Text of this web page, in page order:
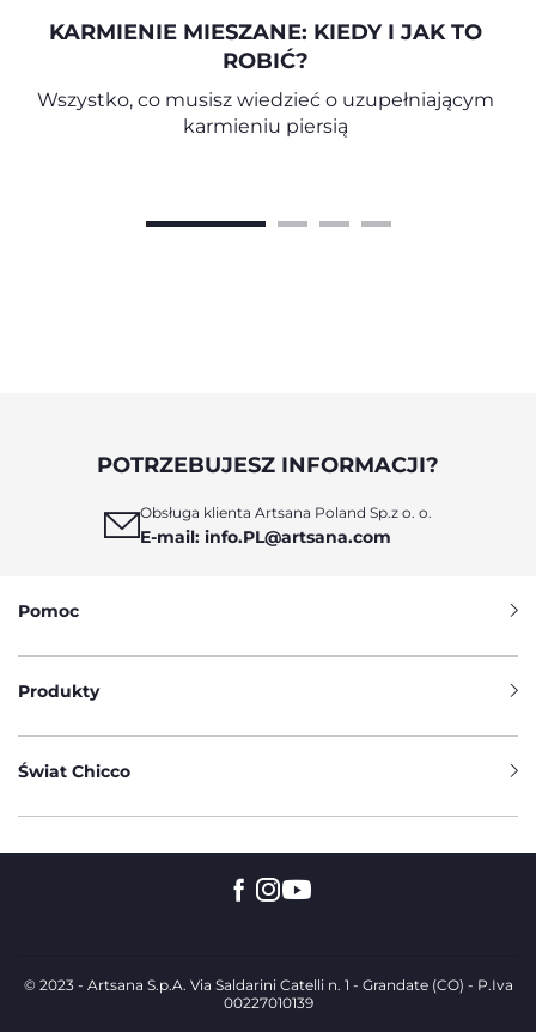
KARMIENIE MIESZANE: KIEDY I JAK TO
ROBIĆ?
Wszystko, co musisz wiedzieć o uzupełniającym
karmieniu piersią
POTRZEBUJESZ INFORMACJI?
Obsługa klienta Artsana Poland Sp.z o. o.
E-mail: info.PL@artsana.com
Pomoc
Produkty
Świat Chicco
© 2023 - Artsana S.p.A. Via Saldarini Catelli n. 1 - Grandate (CO) - P.Iva
00227010139